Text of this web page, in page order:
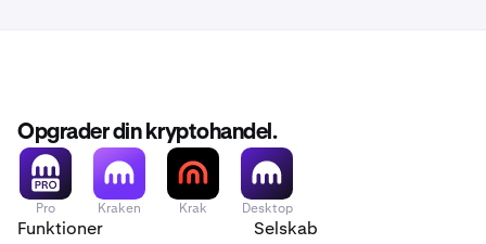
Opgrader din kryptohandel.
Pro Kraken Krak Desktop
Funktioner Selskab